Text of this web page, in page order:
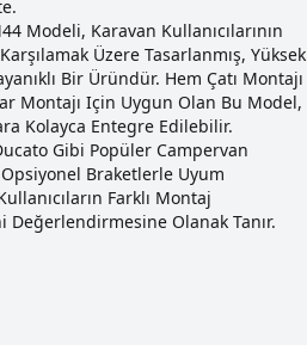
Modeli, Karavan Kullanıcılarının
Üzere Tasarlanmış, Yüksek
Bir Üründür. Hem Çatı Montajı
Montajı Için Uygun Olan Bu Model,
Kolayca Entegre Edilebilir.
Gibi Popüler Campervan
Braketlerle Uyum
Farklı Montaj
Değerlendirmesine Olanak Tanır.